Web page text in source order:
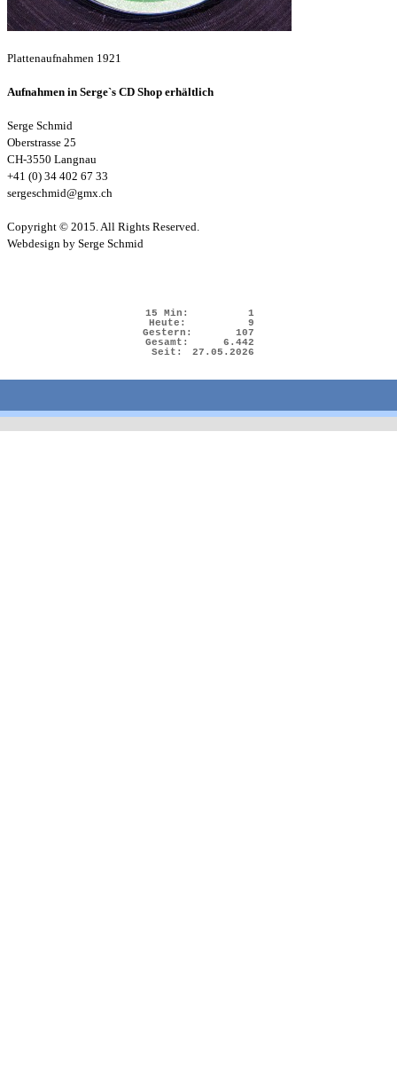
Plattenaufnahmen 1921
Aufnahmen in Serge`s CD Shop erhältlich
Serge Schmid
Oberstrasse 25
CH-3550 Langnau
+41 (0) 34 402 67 33
sergeschmid@gmx.ch
Copyright © 2015. All Rights Reserved.
Webdesign by Serge Schmid
15 Min:
1
Heute:
9
Gestern:
107
Gesamt:
6.442
Seit:
27.05.2026